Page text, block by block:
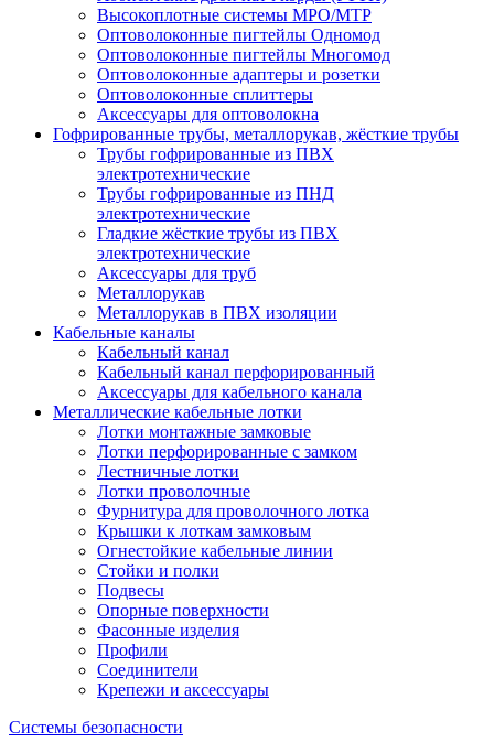
Высокоплотные системы MPO/MTP
Оптоволоконные пигтейлы Одномод
Оптоволоконные пигтейлы Многомод
Оптоволоконные адаптеры и розетки
Оптоволоконные сплиттеры
Аксессуары для оптоволокна
Гофрированные трубы, металлорукав, жёсткие трубы
Трубы гофрированные из ПВХ
электротехнические
Трубы гофрированные из ПНД
электротехнические
Гладкие жёсткие трубы из ПВХ
электротехнические
Аксессуары для труб
Металлорукав
Металлорукав в ПВХ изоляции
Кабельные каналы
Кабельный канал
Кабельный канал перфорированный
Аксессуары для кабельного канала
Металлические кабельные лотки
Лотки монтажные замковые
Лотки перфорированные с замком
Лестничные лотки
Лотки проволочные
Фурнитура для проволочного лотка
Крышки к лоткам замковым
Огнестойкие кабельные линии
Стойки и полки
Подвесы
Опорные поверхности
Фасонные изделия
Профили
Соединители
Крепежи и аксессуары
Системы безопасности